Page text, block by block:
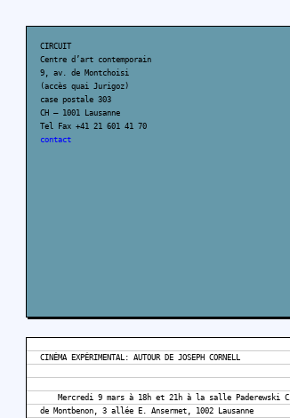
CIRCUIT
Centre d’art contemporain
9, av. de Montchoisi
(accès quai Jurigoz)
case postale 303
CH – 1001 Lausanne
Tel Fax +41 21 601 41 70
contact
CINÉMA EXPÉRIMENTAL: AUTOUR DE JOSEPH CORNELL
Mercredi 9 mars à 18h et 21h à la salle Paderewski
de Montbenon, 3 allée E. Ansermet, 1002 Lausanne